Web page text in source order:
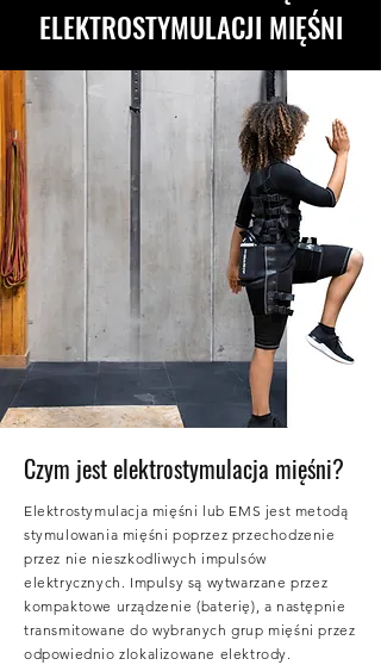
ELEKTROSTYMULACJI MIĘŚNI
Czym jest elektrostymulacja mięśni?
Elektrostymulacja mięśni lub EMS jest metodą
stymulowania mięśni poprzez przechodzenie
przez nie nieszkodliwych impulsów
elektrycznych. Impulsy są wytwarzane przez
kompaktowe urządzenie (baterię), a następnie
transmitowane do wybranych grup mięśni przez
odpowiednio zlokalizowane elektrody.